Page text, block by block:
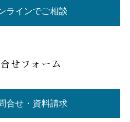
ラインでご相談
せフォーム
合せ・資料請求